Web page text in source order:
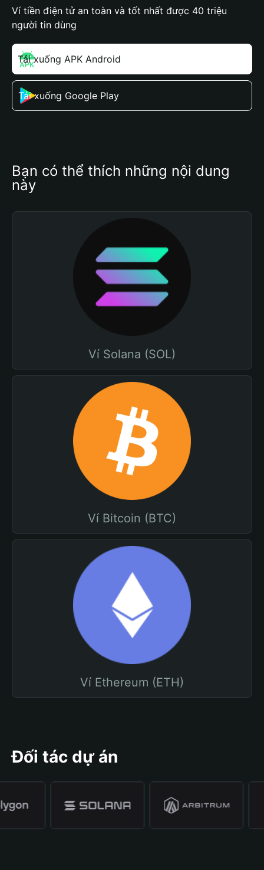
Ví tiền điện tử an toàn và tốt nhất được 40 triệu
người tin dùng
Tải xuống APK Android
Tải xuống Google Play
Bạn có thể thích những nội dung
này
Ví Solana (SOL)
Ví Bitcoin (BTC)
Ví Ethereum (ETH)
Đối tác dự án